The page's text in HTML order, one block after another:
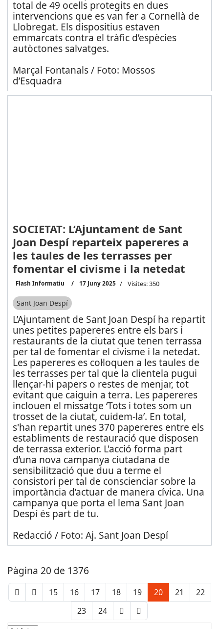
total de 49 ocells protegits en dues
intervencions que es van fer a Cornellà de
Llobregat. Els dispositius estaven
emmarcats contra el tràfic d’espècies
autòctones salvatges.
Marçal Fontanals / Foto: Mossos
d’Esquadra
SOCIETAT: L’Ajuntament de Sant
Joan Despí reparteix papereres a
les taules de les terrasses per
fomentar el civisme i la netedat
Flash Informatiu 17 Juny 2025 Visites: 350
Sant Joan Despí
L’Ajuntament de Sant Joan Despí ha repartit
unes petites papereres entre els bars i
restaurants de la ciutat que tenen terrassa
per tal de fomentar el civisme i la netedat.
Les papereres es col·loquen a les taules de
les terrasses per tal que la clientela pugui
llençar-hi papers o restes de menjar, tot
evitant que caiguin a terra. Les papereres
inclouen el missatge ‘Tots i totes som un
trosset de la ciutat, cuidem-la’. En total,
s'han repartit unes 370 papereres entre els
establiments de restauració que disposen
de terrassa exterior. L'acció forma part
d’una nova campanya ciutadana de
sensibilització que duu a terme el
consistori per tal de conscienciar sobre la
importància d’actuar de manera cívica. Una
campanya que porta el lema Sant Joan
Despí és part de tu.
Redacció / Foto: Aj. Sant Joan Despí
Pàgina 20 de 1376
15 16 17 18 19 20 21
22
23
24